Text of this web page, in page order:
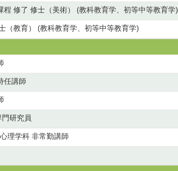
修了 修士（美術） (教科教育学、初等中等教育学)
（教育） (教科教育学、初等中等教育学)
任講師
研究員
理学科 非常勤講師